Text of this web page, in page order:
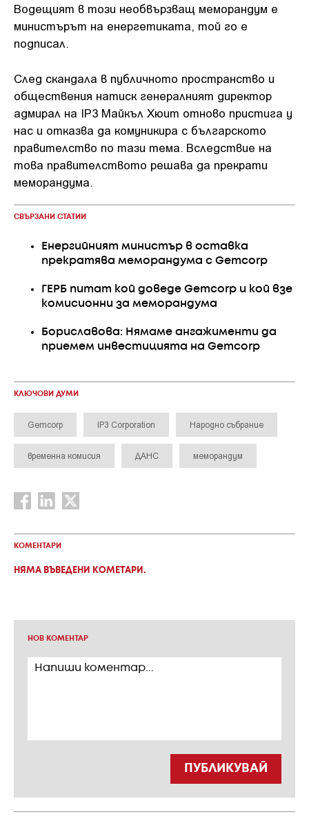
Водещият в този необвързващ меморандум е
министърът на енергетиката, той го е
подписал.
След скандала в публичното пространство и
обществения натиск генералният директор
адмирал на IP3 Майкъл Хюит отново пристига у
нас и отказва да комуникира с българското
правителство по тази тема. Вследствие на
това правителството решава да прекрати
меморандума.
СВЪРЗАНИ СТАТИИ
Енергийният министър в оставка
прекратява меморандума с Gemcorp
ГЕРБ питат кой доведе Gemcorp и кой взе
комисионни за меморандума
Бориславова: Нямаме ангажименти да
приемем инвестицията на Gemcorp
КЛЮЧОВИ ДУМИ
Gemcorp IP3 Corporation Народно събрание
временна комисия ДАНС меморандум
КОМЕНТАРИ
НЯМА ВЪВЕДЕНИ КОМЕТАРИ.
НОВ КОМЕНТАР
ПУБЛИКУВАЙ